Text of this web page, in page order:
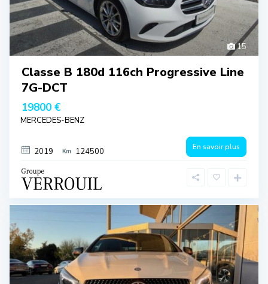
15
Classe B 180d 116ch Progressive Line
7G-DCT
19800 €
MERCEDES-BENZ
2019 124500 En savoir plus